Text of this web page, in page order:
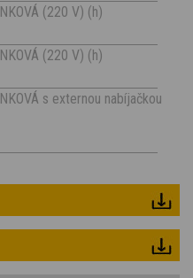
(220 V) (h)
(220 V) (h)
s externou nabíjačkou